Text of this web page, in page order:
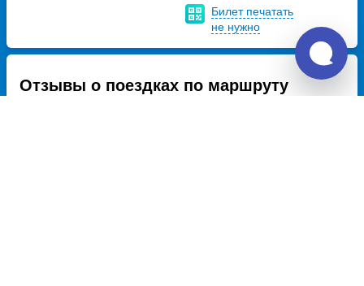
Билет печатать
не нужно
Отзывы о поездках по маршруту